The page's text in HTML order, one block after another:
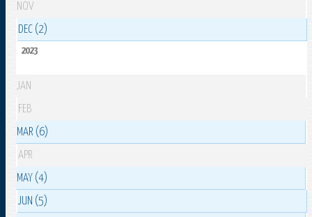
NOV
DEC (2)
2023
JAN
FEB
MAR (6)
APR
MAY (4)
JUN (5)